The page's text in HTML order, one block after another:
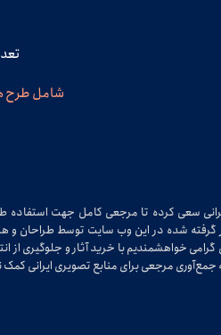
شامل طرح
سعی کرده تا مرجعی کامل جهت استفاده
گرفته شده در این وب سایت توسط طراحان و
خواهشمندیم با خرید آثار و جلوگیری از
مرجعی برای منابع تصویری ایرانی کمک